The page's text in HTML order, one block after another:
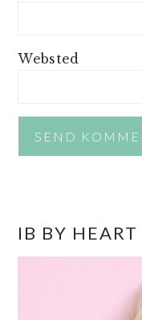
Websted
SIDEBAR
IB BY HEART